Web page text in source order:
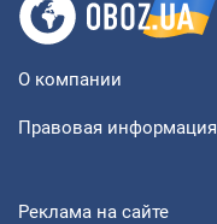
О компании
Правовая информация
Реклама на сайте